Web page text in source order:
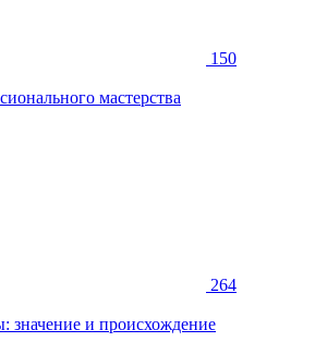
150
мастерства
264
значение и происхождение